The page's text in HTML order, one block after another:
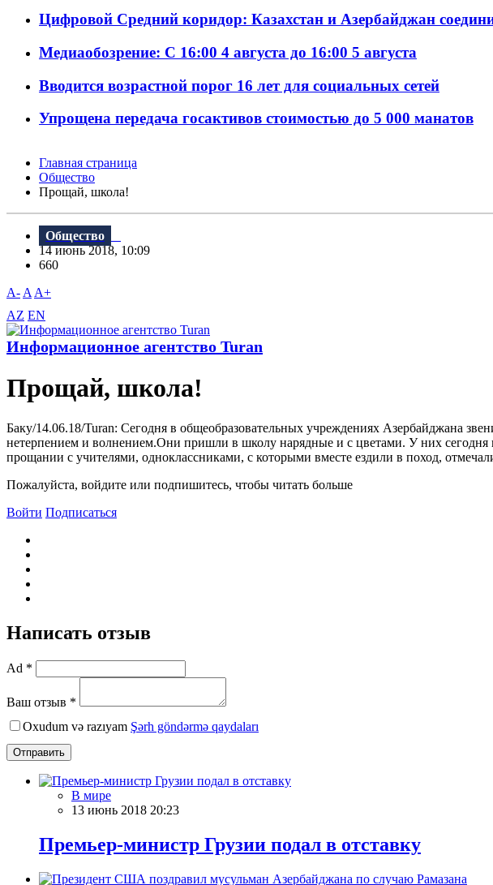
Цифровой Средний коридор: Казахстан и Азербайджан
Медиаобозрение: С 16:00 4 августа до 16:00 5 августа
Вводится возрастной порог 16 лет для социальных сетей
Упрощена передача госактивов стоимостью до 5 000 манатов
Главная страница
Общество
Прощай, школа!
Общество
14 июнь 2018, 10:09
660
A- A A+
AZ EN
Информационное агентство Turan
Прощай, школа!
Баку/14.06.18/Turan: Сегодня в общеобразовательных учреждениях Азербайджана
нетерпением и волнением.Они пришли в школу нарядные и с цветами. У них сегодня
прощании с учителями, одноклассниками, с которыми вместе ездили в поход,
Пожалуйста, войдите или подпишитесь, чтобы читать больше
Войти Подписаться
Написать отзыв
Ad *
Ваш отзыв *
Oxudum və razıyam Şərh göndərmə qaydaları
Отправить
В мире
13 июнь 2018 20:23
Премьер-министр Грузии подал в отставку